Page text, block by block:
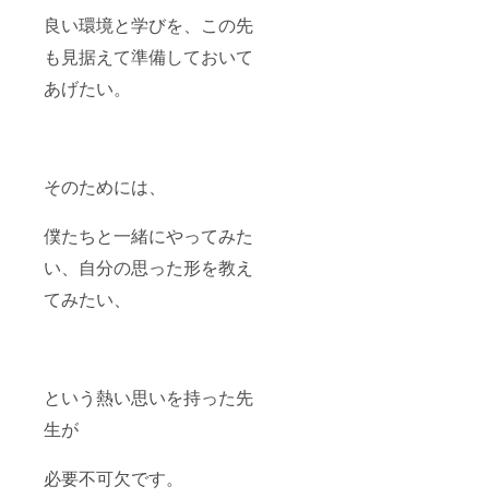
良い環境と学びを、この先
も見据えて準備しておいて
あげたい。
そのためには、
僕たちと一緒にやってみた
い、自分の思った形を教え
てみたい、
という熱い思いを持った先
生が
必要不可欠です。